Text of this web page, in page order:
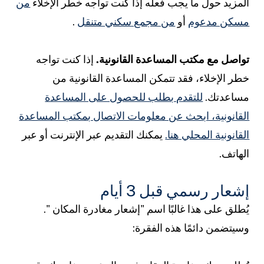
المزيد حول ما يجب فعله إذا كنت تواجه خطر الإخلاءمن
مسكن مدعومأومن مجمع سكني متنقل.
تواصل مع مكتب المساعدة القانونية.إذا كنت تواجه
خطر الإخلاء، فقد تتمكن المساعدة القانونية من
مساعدتك.للتقدم بطلب للحصول على المساعدة
القانونية، ابحث عن معلومات الاتصال بمكتب المساعدة
القانونية المحلي هنا. يمكنك التقديم عبر الإنترنت أو عبر
الهاتف.
إشعار رسمي قبل 3 أيام
يُطلق على هذا غالبًا اسم "إشعار مغادرة المكان".
وسيتضمن دائمًا هذه الفقرة: